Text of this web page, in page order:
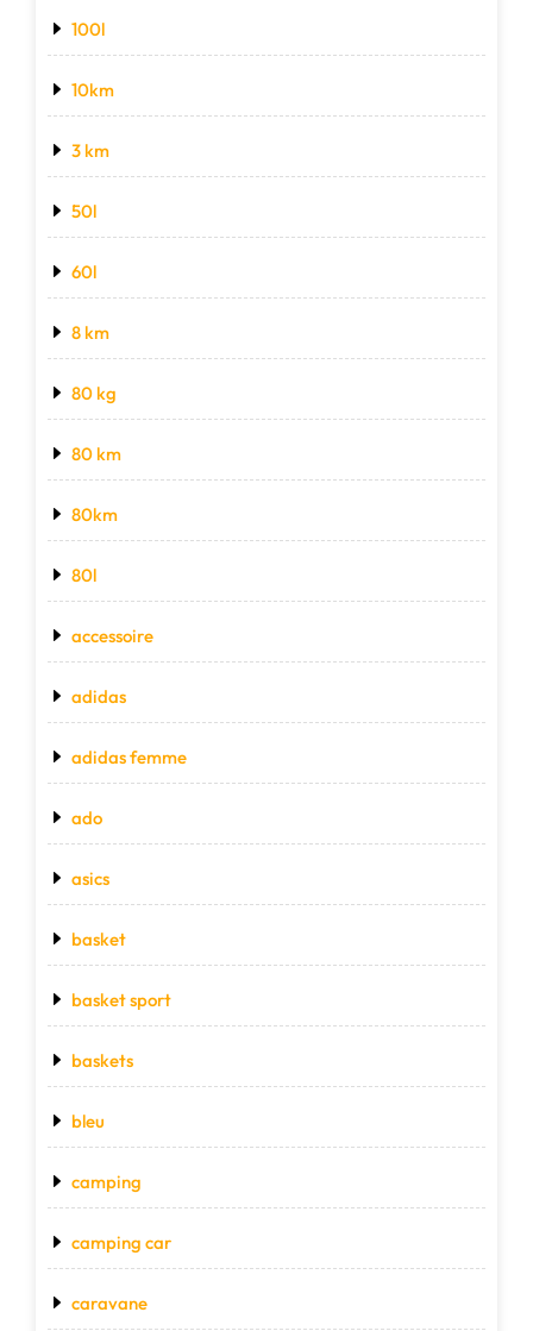
100l
10km
3 km
50l
60l
8 km
80 kg
80 km
80km
80l
accessoire
adidas
adidas femme
ado
asics
basket
basket sport
baskets
bleu
camping
camping car
caravane